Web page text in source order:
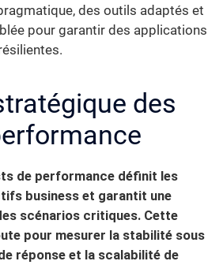
des outils adaptés et
pour garantir des applications
des
de performance définit les
business et garantit une
scénarios critiques. Cette
pour mesurer la stabilité sous
réponse et la scalabilité de